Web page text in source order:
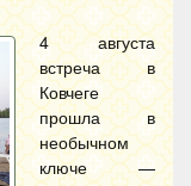
4 августа
встреча в
Ковчеге
прошла в
необычном
ключе —